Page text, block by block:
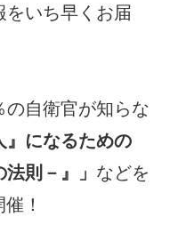
をいち早くお届
の自衛官が知らな
』になるための
則－』」 などを
！